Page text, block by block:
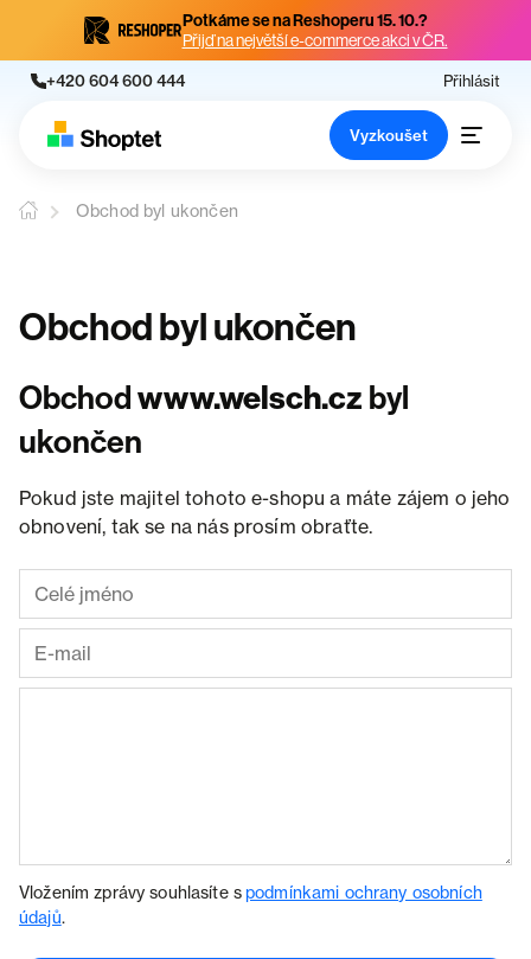
Potkáme se na Reshoperu 15. 10.?
Přijď na největší e-commerce akci v ČR.
+420 604 600 444 Přihlásit
Vyzkoušet
Obchod byl ukončen
Obchod byl ukončen
Obchodwww.welsch.cz byl
ukončen
Pokud jste majitel tohoto e-shopu a máte zájem o jeho
obnovení, tak se na nás prosím obraťte.
Vložením zprávy souhlasíte spodmínkami ochrany osobních
údajů.